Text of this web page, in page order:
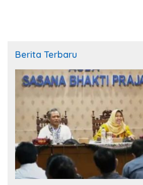
Berita Terbaru